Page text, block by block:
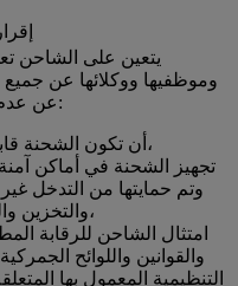
10.
يتعين على الشاحن
وموظفيها ووكلائها عن جميع
عن عدم الامتثال للضمانات والإقرارات التالية:
أن تكون الشحنة قابلة للنقل بموجب القسم 2 أعلاه،
وتم حمايتها من التدخل
والتخزين والنقل بأيّ طريقة ل لدي إتش ال،
والقوانين واللوائح
التنظيمية المعمول بها